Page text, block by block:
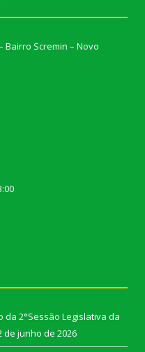
Bairro Scremin – Novo
da 2°Sessão Legislativa da
de junho de 2026